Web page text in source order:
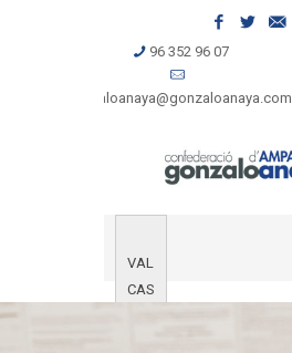
96 352 96 07
gonzaloanaya@gonzaloanaya.com
VAL
CAS